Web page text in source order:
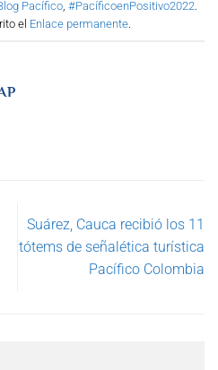
Pacífico, #PacíficoenPositivo2022.
el Enlace permanente.
Suárez, Cauca recibió los 11
tótems de señalética turística
Pacífico Colombia